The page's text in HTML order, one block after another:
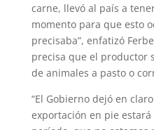
carne, llevó al país a
momento para que esto
precisaba”, enfatizó
precisa que el productor
de animales a pasto o
“El Gobierno dejó en
exportación en pie